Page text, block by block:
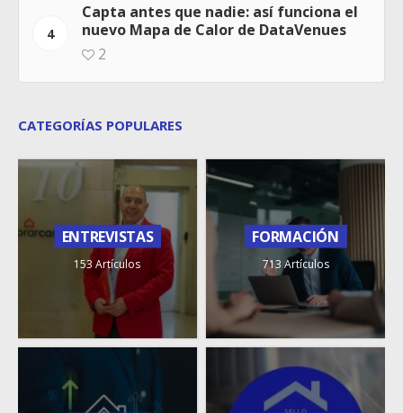
4
Capta antes que nadie: así funciona el
nuevo Mapa de Calor de DataVenues
2
CATEGORÍAS POPULARES
ENTREVISTAS
153 Artículos
FORMACIÓN
713 Artículos